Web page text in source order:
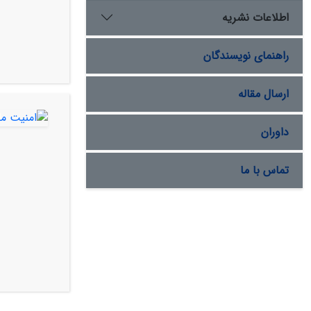
اطلاعات نشریه
راهنمای نویسندگان
ارسال مقاله
داوران
تماس با ما